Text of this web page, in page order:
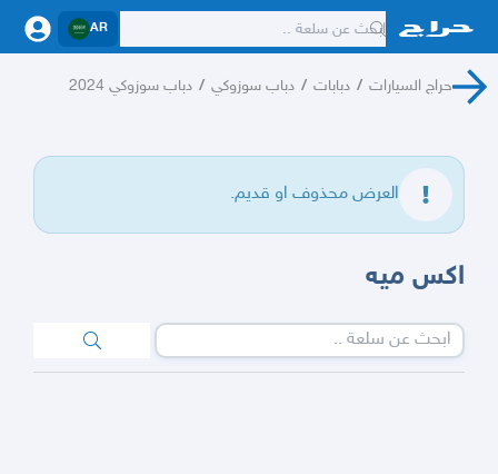
AR
حراج السيارات / دبابات / دباب سوزوكي / دباب سوزوكي 2024
العرض محذوف او قديم.
اكس ميه